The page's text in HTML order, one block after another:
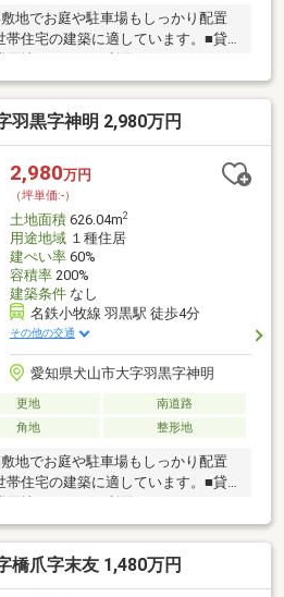
地でお庭や駐車場もしっかり配置
帯住宅の建築に適しています。■貸
せるスペース、人気の家庭菜園や
けます。■名鉄小牧線「羽黒」駅徒
建築条件はありませんので、お好み
で建築していただけます。■建築時
前面道路は通りやすくなります！■
坪）！■分筆ライン及び分筆面
羽黒字神明 2,980万円
2,980万円
（坪単価:-）
土地面積626.04m2
用途地域１種住居
建ぺい率60%
容積率200%
建築条件なし
名鉄小牧線 羽黒駅 徒歩4分
その他の交通
愛知県犬山市大字羽黒字神明
更地
南道路
角地 整形地
地でお庭や駐車場もしっかり配置
帯住宅の建築に適しています。■貸
せるスペース、人気の家庭菜園や
けます。■名鉄小牧線「羽黒」駅徒
建築条件はありませんので、お好み
で建築していただけます。■建築時
橋爪字末友 1,480万円